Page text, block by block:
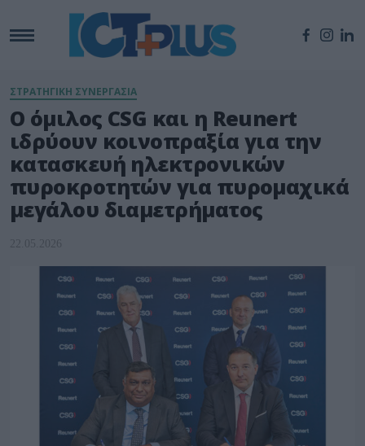
ΣΤΡΑΤΗΓΙΚΗ ΣΥΝΕΡΓΑΣΙΑ
Ο όμιλος CSG και η Reunert
ιδρύουν κοινοπραξία για την
κατασκευή ηλεκτρονικών
πυροκροτητών για πυρομαχικά
μεγάλου διαμετρήματος
22.05.2026